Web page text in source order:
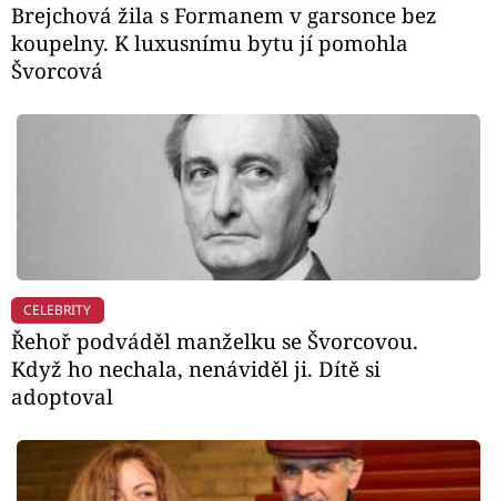
Brejchová žila s Formanem v garsonce bez
koupelny. K luxusnímu bytu jí pomohla
Švorcová
CELEBRITY
Řehoř podváděl manželku se Švorcovou.
Když ho nechala, nenáviděl ji. Dítě si
adoptoval